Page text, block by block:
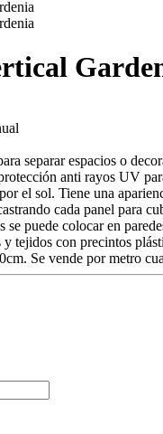
separar espacios o
anti rayos UV
el sol. Tiene una
cada panel para
se puede colocar en
tejidos con precintos
Se vende por metro